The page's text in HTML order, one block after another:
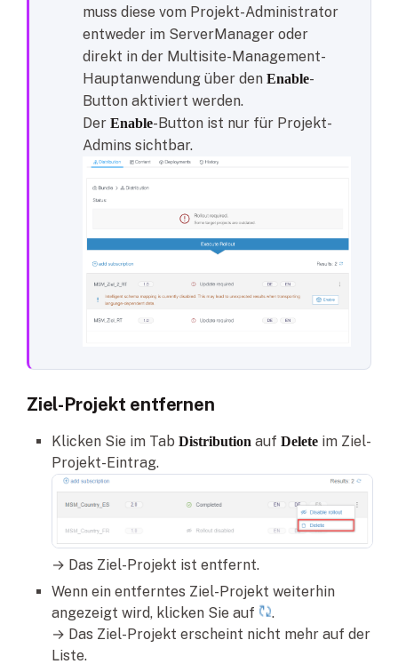
muss diese vom Projekt-Administrator
entweder im ServerManager oder
direkt in der Multisite-Management-
Hauptanwendung über den Enable-
Button aktiviert werden.
Der Enable-Button ist nur für Projekt-
Admins sichtbar.
Ziel-Projekt entfernen
Klicken Sie im Tab Distribution auf Delete im Ziel-
Projekt-Eintrag.
→ Das Ziel-Projekt ist entfernt.
Wenn ein entferntes Ziel-Projekt weiterhin
angezeigt wird, klicken Sie auf
.
→ Das Ziel-Projekt erscheint nicht mehr auf der
Liste.